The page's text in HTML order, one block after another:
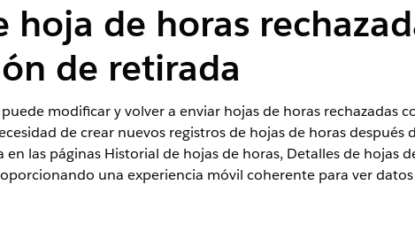
hoja de horas
de retirada
modificar y volver a enviar hojas de horas rechazadas
de crear nuevos registros de hojas de horas después
las páginas Historial de hojas de horas, Detalles de hojas
una experiencia móvil coherente para ver